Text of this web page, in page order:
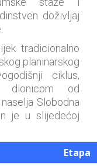
doživljaj
tradicionalno
planinarskog
ciklus,
dionicom od
Slobodna
je u slijedećoj
Etapa